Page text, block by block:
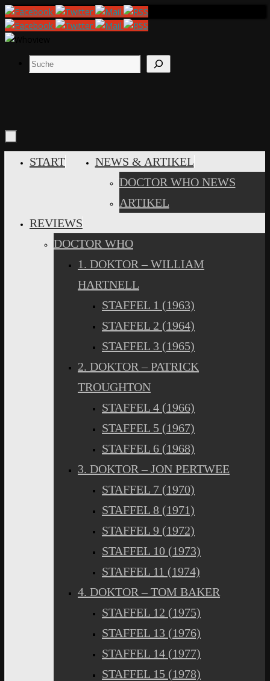
Zum
Inhalt
springen
Suchen
INHALT
START
NEWS & ARTIKEL
DOCTOR WHO NEWS
ARTIKEL
REVIEWS
DOCTOR WHO
1. DOKTOR – WILLIAM
HARTNELL
STAFFEL 1 (1963)
STAFFEL 2 (1964)
STAFFEL 3 (1965)
2. DOKTOR – PATRICK
TROUGHTON
STAFFEL 4 (1966)
STAFFEL 5 (1967)
STAFFEL 6 (1968)
3. DOKTOR – JON PERTWEE
STAFFEL 7 (1970)
STAFFEL 8 (1971)
STAFFEL 9 (1972)
STAFFEL 10 (1973)
STAFFEL 11 (1974)
4. DOKTOR – TOM BAKER
STAFFEL 12 (1975)
STAFFEL 13 (1976)
STAFFEL 14 (1977)
STAFFEL 15 (1978)